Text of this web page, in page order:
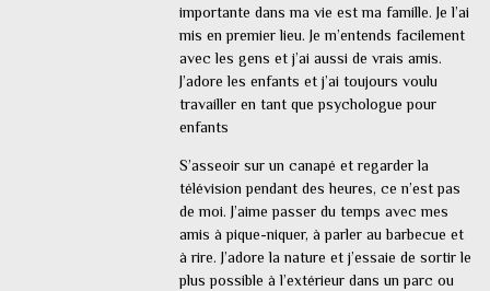
importante dans ma vie est ma famille. Je l’ai
mis en premier lieu. Je m’entends facilement
avec les gens et j’ai aussi de vrais amis.
J’adore les enfants et j’ai toujours voulu
travailler en tant que psychologue pour
enfants
S’asseoir sur un canapé et regarder la
télévision pendant des heures, ce n’est pas
de moi. J’aime passer du temps avec mes
amis à pique-niquer, à parler au barbecue et
à rire. J’adore la nature et j’essaie de sortir le
plus possible à l’extérieur dans un parc ou